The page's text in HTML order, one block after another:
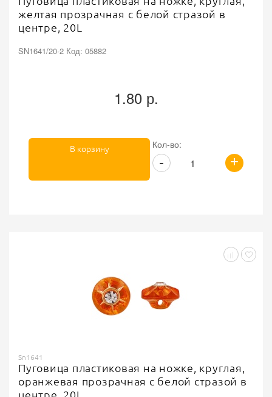
желтая прозрачная с белой стразой в
центре, 20L
SN1641/20-2 Код: 05882
1.80 р.
Кол-во:
+
-
В корзину
Sn1641
Пуговица пластиковая на ножке, круглая,
оранжевая прозрачная с белой стразой в